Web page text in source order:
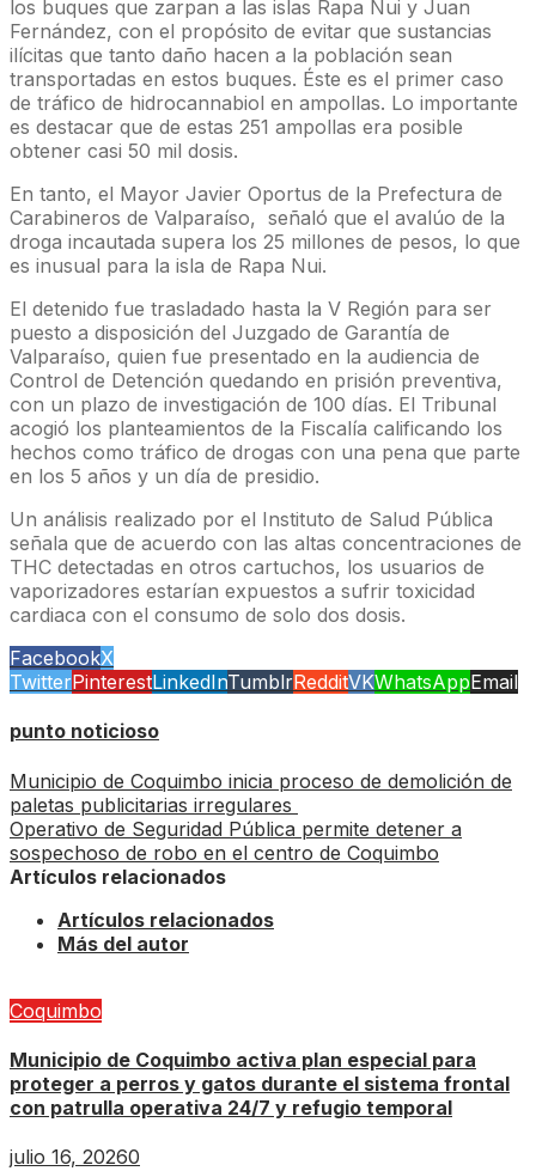
los buques que zarpan a las islas Rapa Nui y Juan
Fernández, con el propósito de evitar que sustancias
ilícitas que tanto daño hacen a la población sean
transportadas en estos buques. Éste es el primer caso
de tráfico de hidrocannabiol en ampollas. Lo importante
es destacar que de estas 251 ampollas era posible
obtener casi 50 mil dosis.
En tanto, el Mayor Javier Oportus de la Prefectura de
Carabineros de Valparaíso, señaló que el avalúo de la
droga incautada supera los 25 millones de pesos, lo que
es inusual para la isla de Rapa Nui.
El detenido fue trasladado hasta la V Región para ser
puesto a disposición del Juzgado de Garantía de
Valparaíso, quien fue presentado en la audiencia de
Control de Detención quedando en prisión preventiva,
con un plazo de investigación de 100 días. El Tribunal
acogió los planteamientos de la Fiscalía calificando los
hechos como tráfico de drogas con una pena que parte
en los 5 años y un día de presidio.
Un análisis realizado por el Instituto de Salud Pública
señala que de acuerdo con las altas concentraciones de
THC detectadas en otros cartuchos, los usuarios de
vaporizadores estarían expuestos a sufrir toxicidad
cardiaca con el consumo de solo dos dosis.
FacebookX
TwitterPinterestLinkedInTumblrRedditVKWhatsAppEmail
punto noticioso
Municipio de Coquimbo inicia proceso de demolición de
paletas publicitarias irregulares
Operativo de Seguridad Pública permite detener a
sospechoso de robo en el centro de Coquimbo
Artículos relacionados
Artículos relacionados
Más del autor
Coquimbo
Municipio de Coquimbo activa plan especial para
proteger a perros y gatos durante el sistema frontal
con patrulla operativa 24/7 y refugio temporal
julio 16, 20260